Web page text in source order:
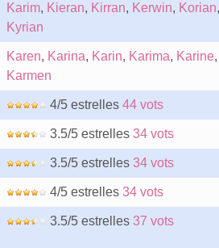
Karim, Kieran, Kirran, Kerwin, Korian,
Kyrian
Karen, Karina, Karin, Karima, Karine,
Karmen
4/5 estrelles 44 vots
3.5/5 estrelles 34 vots
3.5/5 estrelles 34 vots
4/5 estrelles 34 vots
3.5/5 estrelles 37 vots